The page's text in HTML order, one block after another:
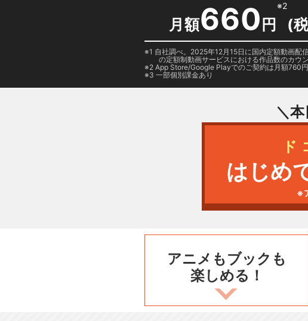
月額660 円
※2
(
1 自社調べ。2025年12月15日に国内定額動画配
の定額制動画サービスにおける作品数のカウ
2 App Store/Google Playでのご契約は月額760
3 一部個別課金あり
＼
はじめ
※
アニメもブックも
楽しめる！